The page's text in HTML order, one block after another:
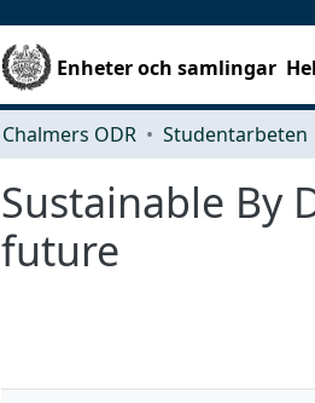
Enheter och samlingar
Chalmers ODR Studentarbeten
Sustainable By
future